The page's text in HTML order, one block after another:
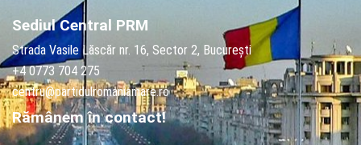
Sediul Central PRM
Strada Vasile Lăscăr nr. 16, Sector 2, București
+4 0773 704 275
centru@partidulromaniamare.ro
Rămânem în contact!